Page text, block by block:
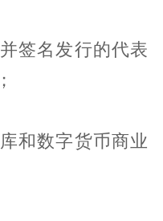
签名发行的代表
和数字货币商业